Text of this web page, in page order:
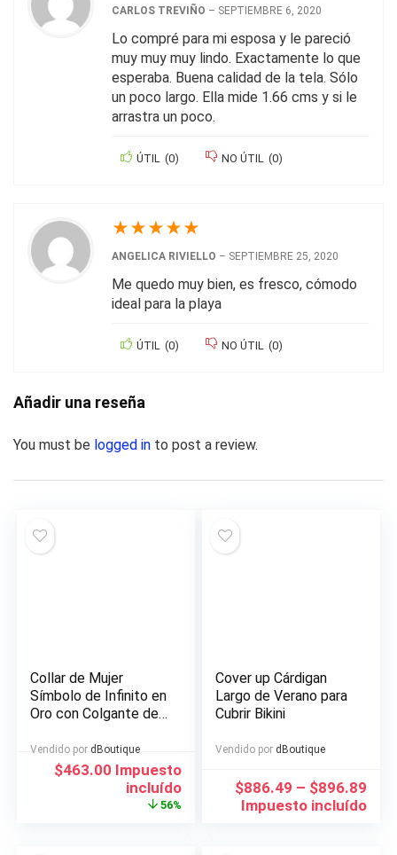
CARLOS TREVIÑO – SEPTIEMBRE 6, 2020
Lo compré para mi esposa y le pareció
muy muy muy lindo. Exactamente lo que
esperaba. Buena calidad de la tela. Sólo
un poco largo. Ella mide 1.66 cms y si le
arrastra un poco.
ÚTIL (0) NO ÚTIL (0)
★★★★★
ANGELICA RIVIELLO – SEPTIEMBRE 25, 2020
Me quedo muy bien, es fresco, cómodo
ideal para la playa
ÚTIL (0) NO ÚTIL (0)
Añadir una reseña
You must be logged in to post a review.
Collar de Mujer
Símbolo de Infinito en
Oro con Colgante de
Regalo para San
Valentín/Cumpleaños
/Aniversario/Día de la
Vendido por dBoutique
El
$463.00El
precio
actual
Impuesto
incluído
56%
Cover up Cárdigan
Largo de Verano para
Cubrir Bikini
Vendido por dBoutique
$886.49 – $896.89
Impuesto incluído